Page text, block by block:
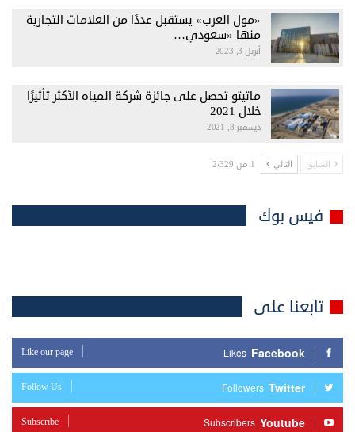
«مول العرب» يستقبل عددًا من العلامات التجارية
منها «سعودي…
أبريل 3, 2023
ماتيتو تحصل على جائزة شركة المياه الأكثر تأثيرًا
خلال 2021
ديسمبر 8, 2021
السابق التالي 1 من 2٬329
فيس بوك
تابعنا على
Facebook
Likes
Like our page
Twitter
Followers
Follow Us
Youtube
Subscribers
Subscribe